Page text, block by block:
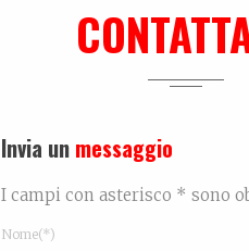
Invia un messaggio
I campi con asterisco * sono
Nome(*)